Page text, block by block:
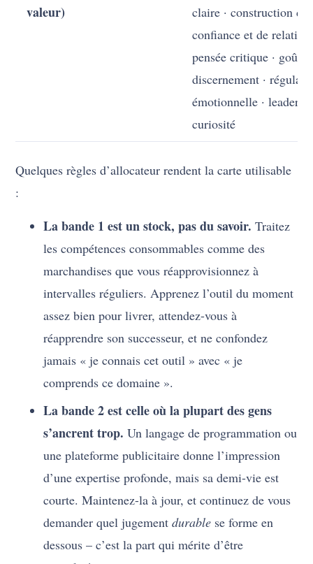
valeur)
claire · construction de
confiance et de
pensée critique · goût
discernement ·
émotionnelle ·
curiosité
Quelques règles d’allocateur rendent la carte utilisable
:
La bande 1 est un stock, pas du savoir. Traitez
les compétences consommables comme des
marchandises que vous réapprovisionnez à
intervalles réguliers. Apprenez l’outil du moment
assez bien pour livrer, attendez-vous à
réapprendre son successeur, et ne confondez
jamais « je connais cet outil » avec « je
comprends ce domaine ».
La bande 2 est celle où la plupart des gens
s’ancrent trop. Un langage de programmation ou
une plateforme publicitaire donne l’impression
d’une expertise profonde, mais sa demi-vie est
courte. Maintenez-la à jour, et continuez de vous
demander quel jugementdurable se forme en
dessous – c’est la part qui mérite d’être